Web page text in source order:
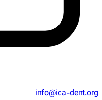
info@ida-dent.org